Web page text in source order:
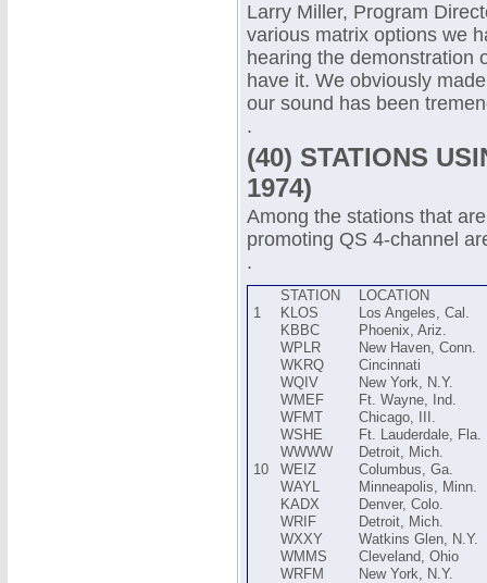
Larry Miller, Program
various matrix options we
hearing the demonstration
have it. We obviously
our sound has been
.
(40) STATIONS
1974)
Among the stations that
promoting QS 4-channel
.
STATION
LOCATION
1
KLOS
Los Angeles, Cal.
KBBC
Phoenix, Ariz.
WPLR
New Haven, Conn.
WKRQ
Cincinnati
WQIV
New York, N.Y.
WMEF
Ft. Wayne, Ind.
WFMT
Chicago, III.
WSHE
Ft. Lauderdale, Fla.
WWWW
Detroit, Mich.
10
WEIZ
Columbus, Ga.
WAYL
Minneapolis, Minn.
KADX
Denver, Colo.
WRIF
Detroit, Mich.
WXXY
Watkins Glen, N.Y.
WMMS
Cleveland, Ohio
WRFM
New York, N.Y.